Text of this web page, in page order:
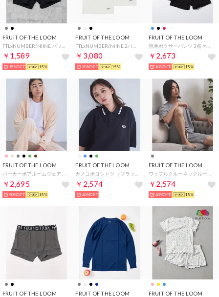
FRUIT OF THE LOOM
￥1,589
15%OFF 15%
FRUIT OF THE LOOM
￥3,080
30%OFF 15%
FRUIT OF THE LOOM
￥2,673
10%OFF 15%
FRUIT OF THE LOOM
￥2,695
50%OFF 15%
FRUIT OF THE LOOM
￥2,574
40%OFF
FRUIT OF THE LOOM
￥2,574
40%OFF 15%
FRUIT OF THE LOOM FRUIT OF THE LOOM FRUIT OF THE LOOM